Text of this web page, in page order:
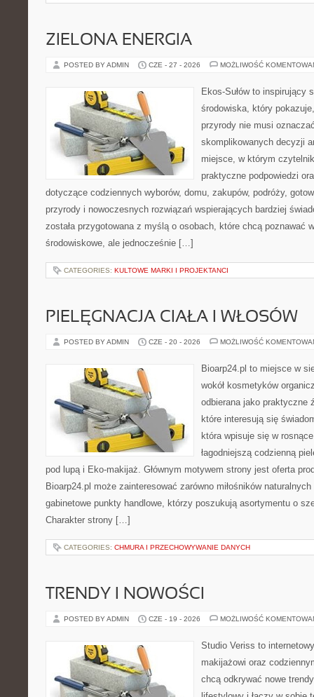
ZIELONA ENERGIA
POSTED BY ADMIN CZE - 27 - 2026 MOŻLIWOŚĆ
Ekos-Sułów to inspirujący
środowiska, który
przyrody nie musi
skomplikowanych decyzji
miejsce, w którym
praktyczne podpowiedzi
dotyczące codziennych wyborów, domu, zakupów, podróży,
przyrody i nowoczesnych rozwiązań wspierających bardziej
została przygotowana z myślą o osobach, które chcą poznawać
środowiskowe, ale jednocześnie […]
CATEGORIES: KULTOWE MARKI I PROJEKTANCI
PIELĘGNACJA CIAŁA I WŁOSÓW
POSTED BY ADMIN CZE - 20 - 2026 MOŻLIWOŚĆ
Bioarp24.pl to miejsce w
wokół kosmetyków
odbierana jako praktyczne
które interesują się
która wpisuje się w
łagodniejszą codzienną
pod lupą i Eko-makijaż. Głównym motywem strony jest oferta
Bioarp24.pl może zainteresować zarówno miłośników
gabinetowe punkty handlowe, którzy poszukują asortymentu o
Charakter strony […]
CATEGORIES: CHMURA I PRZECHOWYWANIE DANYCH
TRENDY I NOWOŚCI
POSTED BY ADMIN CZE - 19 - 2026 MOŻLIWOŚĆ
Studio Veriss to
makijażowi oraz
chcą odkrywać nowe